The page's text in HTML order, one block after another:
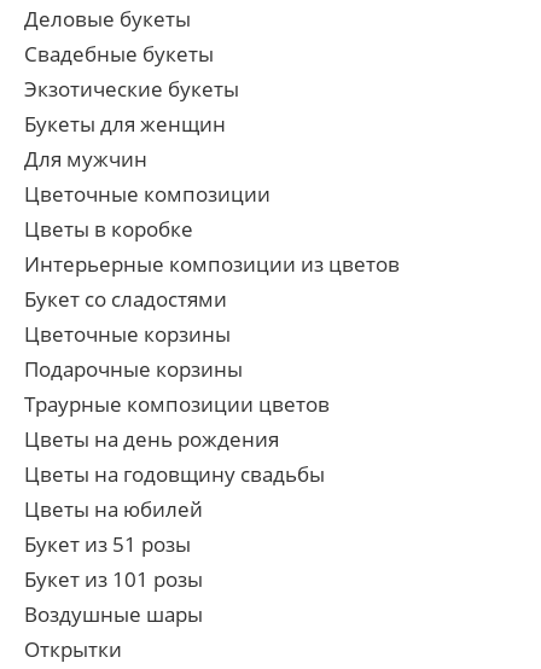
Деловые букеты
Свадебные букеты
Экзотические букеты
Букеты для женщин
Для мужчин
Цветочные композиции
Цветы в коробке
Интерьерные композиции из цветов
Букет со сладостями
Цветочные корзины
Подарочные корзины
Траурные композиции цветов
Цветы на день рождения
Цветы на годовщину свадьбы
Цветы на юбилей
Букет из 51 розы
Букет из 101 розы
Воздушные шары
Открытки